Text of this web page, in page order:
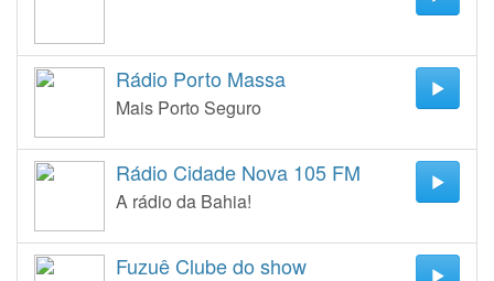
Rádio Porto Massa
Mais Porto Seguro
Rádio Cidade Nova 105 FM
A rádio da Bahia!
Fuzuê Clube do show